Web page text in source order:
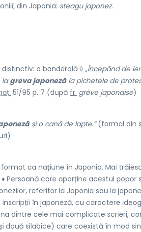
din Japonia: steagu japonez.
o banderolă ◊ „Începând de
la greva japonezăla pichetele de
51/95 p. 7 (după fr. grève japonaise)
și o cană de lapte.”(formal din
ca națiune în Japonia. Mai
♦ Persoană care aparține acestui popor
referitor la Japonia sau la
în japoneză, cu caractere
dintre cele mai complicate scrieri,
două silabice) care coexistă în mod